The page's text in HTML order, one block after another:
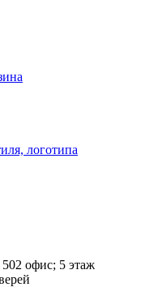
логотипа
офис; 5 этаж